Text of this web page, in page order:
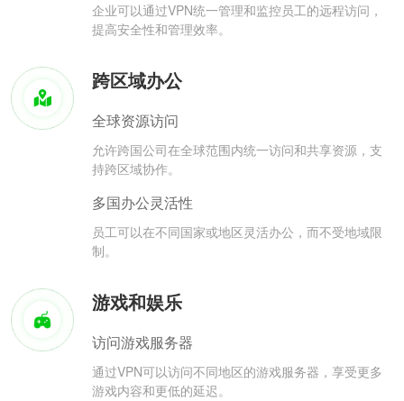
企业可以通过VPN统一管理和监控员工的远程访问，
提高安全性和管理效率。
跨区域办公
全球资源访问
允许跨国公司在全球范围内统一访问和共享资源，支
持跨区域协作。
多国办公灵活性
员工可以在不同国家或地区灵活办公，而不受地域限
制。
游戏和娱乐
访问游戏服务器
通过VPN可以访问不同地区的游戏服务器，享受更多
游戏内容和更低的延迟。